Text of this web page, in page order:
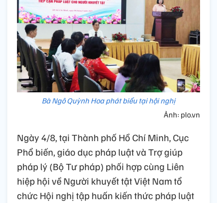
Bà Ngô Quỳnh Hoa phát biểu tại hội nghị
Ảnh: plo.vn
Ngày 4/8, tại Thành phố Hồ Chí Minh, Cục
Phổ biến, giáo dục pháp luật và Trợ giúp
pháp lý (Bộ Tư pháp) phối hợp cùng Liên
hiệp hội về Người khuyết tật Việt Nam tổ
chức Hội nghị tập huấn kiến thức pháp luật